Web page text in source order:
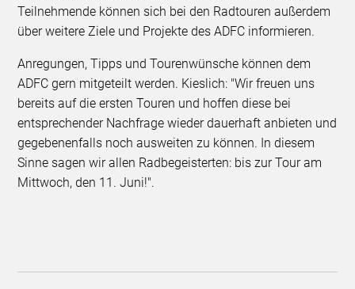
Teilnehmende können sich bei den Radtouren außerdem
über weitere Ziele und Projekte des ADFC informieren.
Anregungen, Tipps und Tourenwünsche können dem
ADFC gern mitgeteilt werden. Kieslich: "Wir freuen uns
bereits auf die ersten Touren und hoffen diese bei
entsprechender Nachfrage wieder dauerhaft anbieten und
gegebenenfalls noch ausweiten zu können. In diesem
Sinne sagen wir allen Radbegeisterten: bis zur Tour am
Mittwoch, den 11. Juni!".